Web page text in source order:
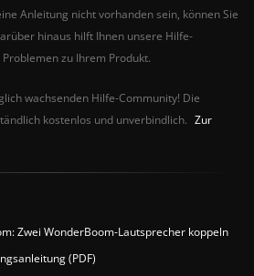
Anleitung nicht vorhanden sein, können Sie
hinaus hilft Ihnen unsere Hilfe-
zu Ihrem Produkt.
wachsenden Hilfe-Community! Die
kostenlos und unverbindlich. Zur
Zwei WonderBoom-Lautsprecher koppeln
(PDF)